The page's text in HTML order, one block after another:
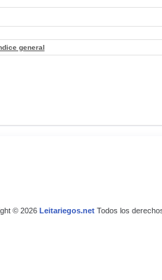
general
© 2026 Leitariegos.netTodos los